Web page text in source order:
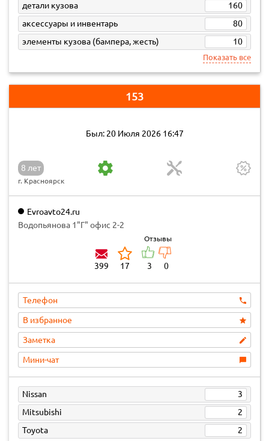
детали кузова
160
аксессуары и инвентарь
80
элементы кузова (бампера, жесть)
10
Показать все
153
Был: 20 Июля 2026 16:47
8 лет
г. Красноярск
Evroavto24.ru
Водопьянова 1"Г" офис 2-2
399 17
Отзывы
3 0
Телефон
В избранное
Заметка
Мини-чат
Nissan
3
Mitsubishi
2
Toyota
2